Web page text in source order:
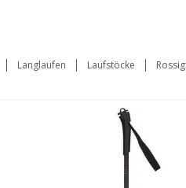
Langlaufen Laufstöcke